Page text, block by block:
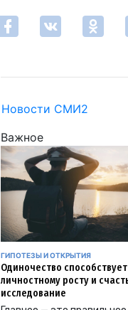
Новости СМИ2
Важное
ГИПОТЕЗЫ И ОТКРЫТИЯ
Одиночество способствует
личностному росту и
исследование